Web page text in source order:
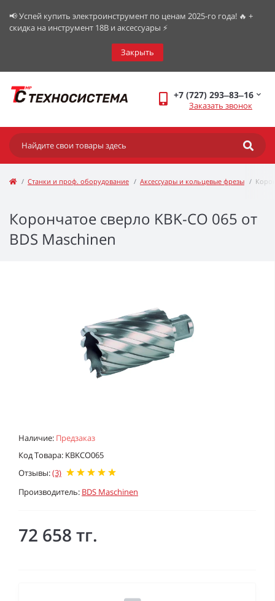
📢 Успей купить электроинструмент по ценам 2025-го года! 🔥 +
скидка на инструмент 18В и аксессуары ⚡️
Закрыть
+7 (727) 293‒83‒16
Заказать звонок
Станки и проф. оборудование Аксессуары и кольцевые фрезы
Корончатое сверло KBK-CO 065 от
BDS Maschinen
Наличие: Предзаказ
Код Товара: KBKCO065
Отзывы:(3)
Производитель: BDS Maschinen
72 658 тг.